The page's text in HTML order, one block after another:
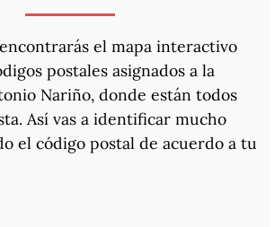
el mapa interactivo
postales asignados a la
Nariño, donde están todos
Así vas a identificar mucho
el código postal de acuerdo a tu